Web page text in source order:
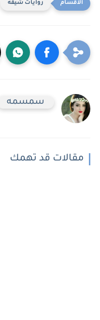
روايات شيقه
سمسمه
مقالات قد تهمك